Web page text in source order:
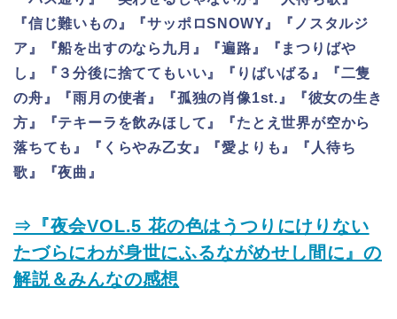
『信じ難いもの』『サッポロSNOWY』『ノスタルジ
ア』『船を出すのなら九月』『遍路』『まつりばや
し』『３分後に捨ててもいい』『りばいばる』『二隻
の舟』『雨月の使者』『孤独の肖像1st.』『彼女の生き
方』『テキーラを飲みほして』『たとえ世界が空から
落ちても』『くらやみ乙女』『愛よりも』『人待ち
歌』『夜曲』
⇒『夜会VOL.5 花の色はうつりにけりない
たづらにわが身世にふるながめせし間に』の
解説＆みんなの感想